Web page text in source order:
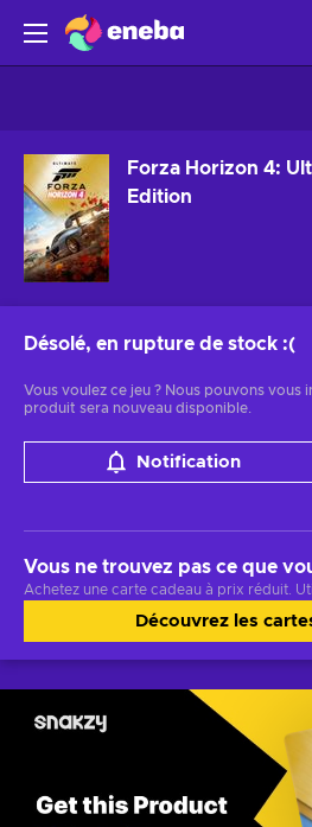
Forza Horizon 4:
Edition
Désolé, en rupture de stock :(
Vous voulez ce jeu ? Nous pouvons vous
produit sera nouveau disponible.
Notification
Vous ne trouvez pas ce que
Achetez une carte cadeau à prix réduit.
Découvrez les